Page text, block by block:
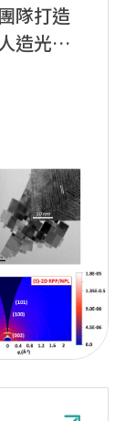
隊打造
造光合